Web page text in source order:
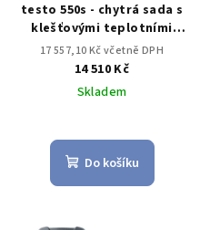
testo 550s - chytrá sada s
klešťovými teplotními
sondami
17 557,10 Kč včetně DPH
14 510 Kč
Skladem
Do košíku